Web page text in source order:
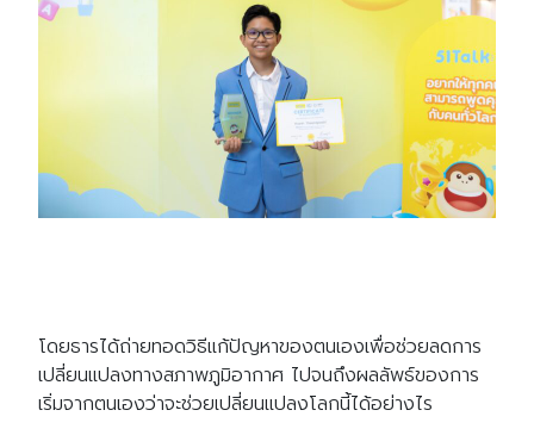
โดยธารได้ถ่ายทอดวิธีแก้ปัญหาของตนเองเพื่อช่วยลดการ
เปลี่ยนแปลงทางสภาพภูมิอากาศ ไปจนถึงผลลัพธ์ของการ
เริ่มจากตนเองว่าจะช่วยเปลี่ยนแปลงโลกนี้ได้อย่างไร